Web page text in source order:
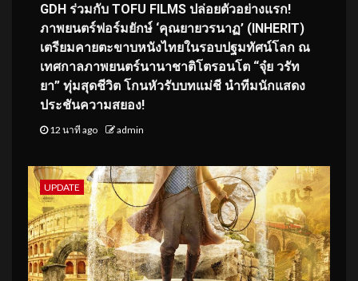
GDH ร่วมกับ TOFU FILMS ปล่อยตัวอย่างแรก!
ภาพยนตร์ฟอร์มยักษ์ ‘คุณยายวรนาฏ’ (INHERIT)
เตรียมคายตะขาบหนังไทยในรอบปฐมทัศน์โลก ณ
เทศกาลภาพยนตร์นานาชาติโตรอนโต “จุ๋ย วรัท
ยา” ทุ่มสุดชีวิต โกนหัวรับบทแม่ชี นำทีมนักแสดง
ประชันความสยอง!
12 นาที ago admin
UPDATE